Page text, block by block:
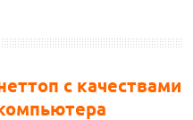
с качествами